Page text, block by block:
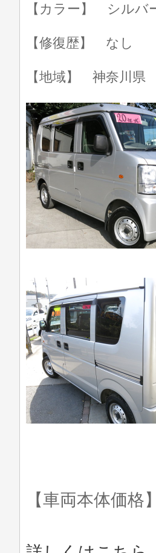
【カラー】 シルバ
【修復歴】 なし
【地域】 神奈川県
【車両本体価格】